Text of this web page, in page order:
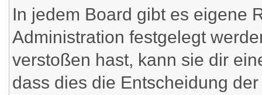
In jedem Board gibt es eigene
Administration festgelegt
verstoßen hast, kann sie dir
dass dies die Entscheidung